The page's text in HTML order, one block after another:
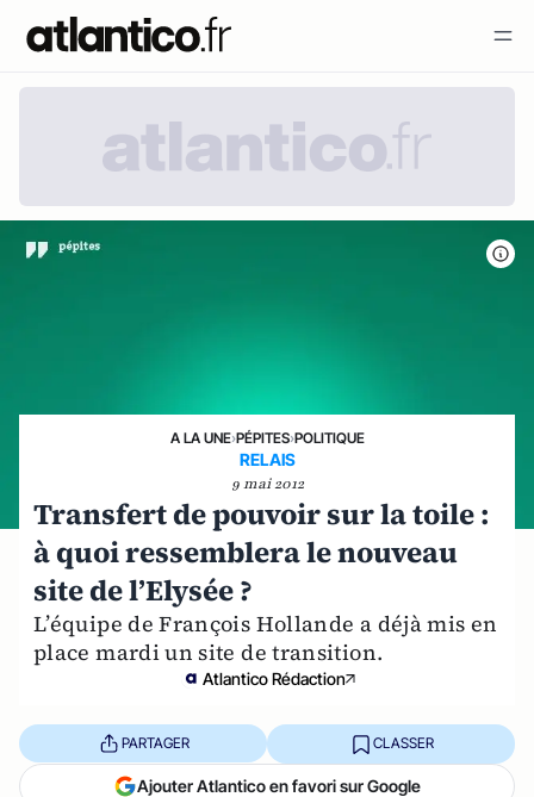
A LA UNE›PÉPITES›POLITIQUE
RELAIS
9 mai 2012
Transfert de pouvoir sur la toile :
à quoi ressemblera le nouveau
site de l’Elysée ?
L’équipe de François Hollande a déjà mis en
place mardi un site de transition.
Atlantico Rédaction
PARTAGER CLASSER
Ajouter Atlantico en favori sur Google